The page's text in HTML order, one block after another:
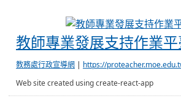
教師專業發展支持作業
教務處行政宣導網 | https://
Web site created using create-react-app